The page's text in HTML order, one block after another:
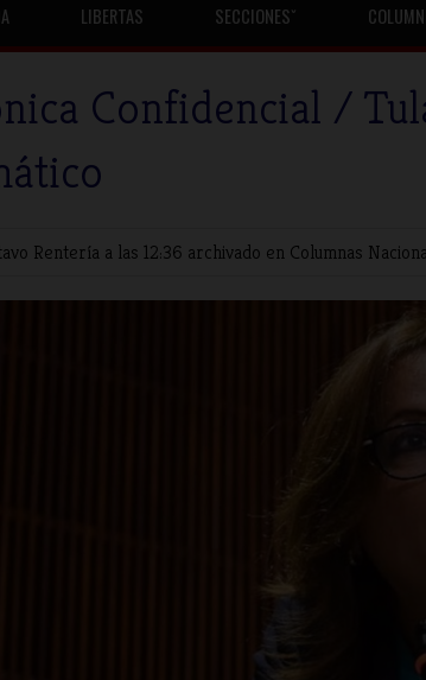
LIBERTAS SECCIONESˇ
Confidencial /
Rentería a las 12:36 archivado en Columnas